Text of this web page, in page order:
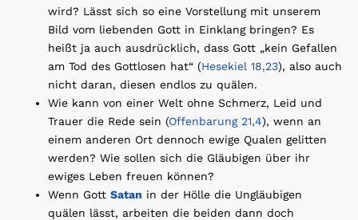
wird? Lässt sich so eine Vorstellung mit unserem
Bild vom liebenden Gott in Einklang bringen? Es
heißt ja auch ausdrücklich, dass Gott „kein Gefallen
am Tod des Gottlosen hat“ (Hesekiel 18,23), also auch
nicht daran, diesen endlos zu quälen.
Wie kann von einer Welt ohne Schmerz, Leid und
Trauer die Rede sein (Offenbarung 21,4), wenn an
einem anderen Ort dennoch ewige Qualen gelitten
werden? Wie sollen sich die Gläubigen über ihr
ewiges Leben freuen können?
Wenn Gott Satan in der Hölle die Ungläubigen
quälen lässt, arbeiten die beiden dann doch